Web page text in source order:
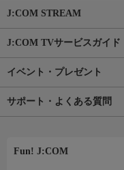
J:COM STREAM
J:COM TVサービスガイド
イベント・プレゼント
サポート・よくある質問
Fun! J:COM